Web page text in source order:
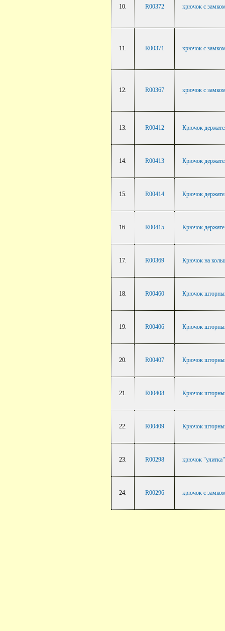
10. R00372 крючок с
11. R00371 крючок с
12. R00367 крючок с
13. R00412 Крючок
14. R00413 Крючок
15. R00414 Крючок
16. R00415 Крючок
17. R00369 Крючок на
18. R00460 Крючок
19. R00406 Крючок
20. R00407 Крючок
21. R00408 Крючок
22. R00409 Крючок
23. R00298 крючок
24. R00296 крючок с